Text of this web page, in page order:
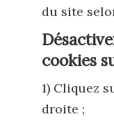
du site
cookies
1) Cliquez
droite ;